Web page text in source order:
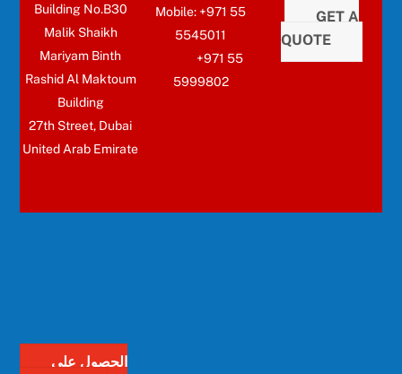
Building No.B30
Malik Shaikh
Mariyam Binth
Rashid Al Maktoum
Building
27th Street, Dubai
United Arab Emirate
Mobile: +971 55
5545011
+971 55
5999802
GET A
QUOTE
الحصول على